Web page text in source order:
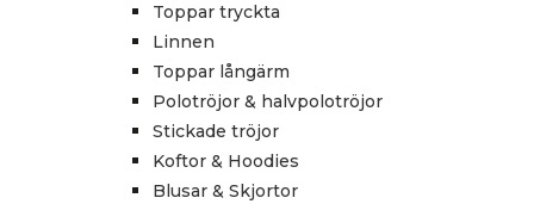
Toppar tryckta
Linnen
Toppar långärm
Polotröjor & halvpolotröjor
Stickade tröjor
Koftor & Hoodies
Blusar & Skjortor